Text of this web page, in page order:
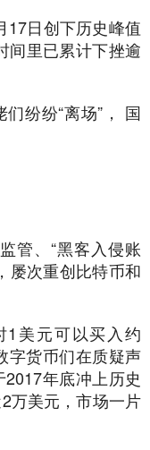
17日创下历史峰值
间里已累计下挫逾
纷纷“离场”， 国
管、“黑客入侵账
屡次重创比特币和
1美元可以买入约
字货币们在质疑声
年底冲上历史
万美元，市场一片